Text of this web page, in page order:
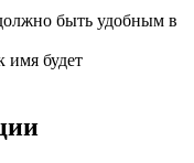
быть удобным в
имя будет